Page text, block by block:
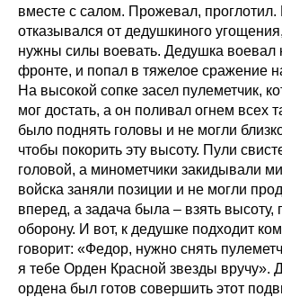
вместе с салом. Прожевал,
отказывался от дедушкиного
нужны силы воевать. Дедушка воевал
фронте, и попал в тяжелое сражение
На высокой сопке засел пулеметчик,
мог достать, а он поливал огнем всех
было поднять головы и не могли
чтобы покорить эту высоту. Пули
головой, а минометчики закидывали
войска заняли позиции и не могли
вперед, а задача была – взять высоту,
оборону. И вот, к дедушке подходит
говорит: «Федор, нужно снять
я тебе Орден Красной звезды вручу».
ордена был готов совершить этот